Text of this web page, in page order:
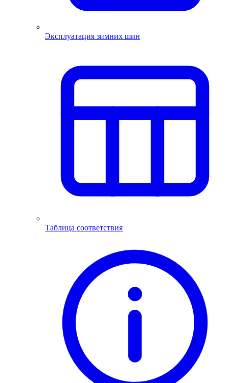
Эксплуатация зимних шин
Таблица соответствия